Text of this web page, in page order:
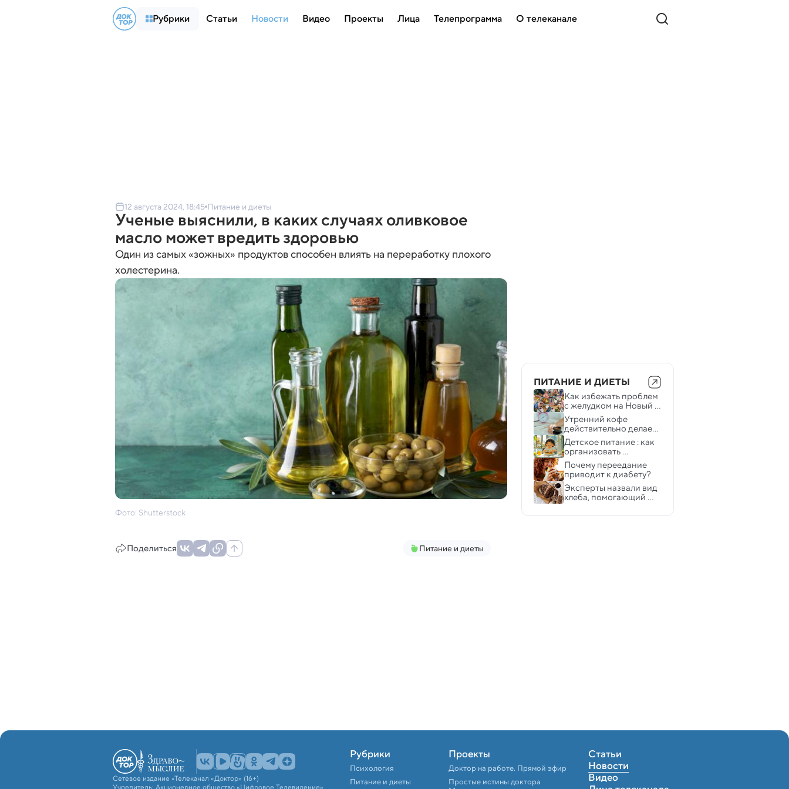
Рубрики Статьи Новости Видео Проекты Лица Телепрограмма О телеканале
12 августа 2024, 18:45 Питание и диеты
Ученые выяснили, в каких случаях оливковое
масло может вредить здоровью
Один из самых «зожных» продуктов способен влиять на переработку плохого
холестерина.
Фото: Shutterstock
Поделиться Питание и диеты
ПИТАНИЕ И ДИЕТЫ
Как избежать проблем
с желудком на Новый
год — объясняют
эксперты
Утренний кофе
действительно делает
нас счастливее
Детское питание : как
организовать
правильно и какие
рецепты использовать
Почему переедание
приводит к диабету?
Эксперты назвали вид
хлеба, помогающий
уровень холестерина
Сетевое издание «Телеканал «Доктор» (16+)
Учредитель: Акционерное общество «Цифровое Телевидение».
Рубрики
Психология
Питание и диеты
Проекты
Доктор на работе. Прямой эфир
Простые истины доктора
Статьи
Новости
Видео